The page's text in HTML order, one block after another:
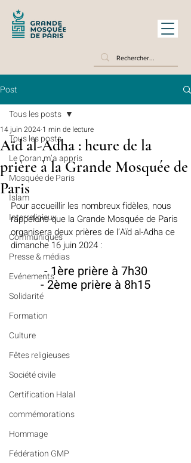
Post
Tous les posts
Le Coran m’a appris
Mosquée de Paris
Islam
Interreligieux
Communiqués
Presse & médias
Evénements
Solidarité
Formation
Culture
Fêtes religieuses
Société civile
Certification Halal
commémorations
Hommage
Fédération GMP
Tous les posts
Aïd al-Adha : heure de la
prière à la Grande Mosquée de
Paris
14 juin 2024 1 min de lecture
Pour accueillir les nombreux fidèles, nous
rappelons que la Grande Mosquée de Paris
organisera deux prières de l’Aïd al-Adha ce
dimanche 16 juin 2024 :
- 1ère prière à 7h30
- 2ème prière à 8h15